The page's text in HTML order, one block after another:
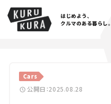
はじめよう、
クルマのある暮らし。
Cars
公開日：2025.08.28
Cars